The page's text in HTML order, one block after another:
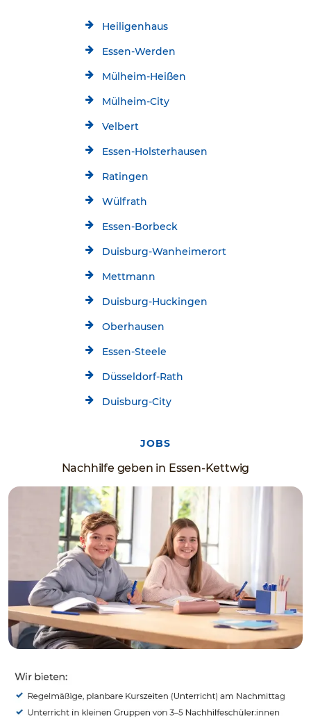
Heiligenhaus
Essen-Werden
Mülheim-Heißen
Mülheim-City
Velbert
Essen-Holsterhausen
Ratingen
Wülfrath
Essen-Borbeck
Duisburg-Wanheimerort
Mettmann
Duisburg-Huckingen
Oberhausen
Essen-Steele
Düsseldorf-Rath
Duisburg-City
JOBS
Nachhilfe geben in Essen-Kettwig